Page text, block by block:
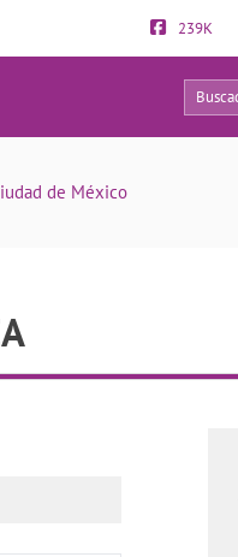
239K
72
de México